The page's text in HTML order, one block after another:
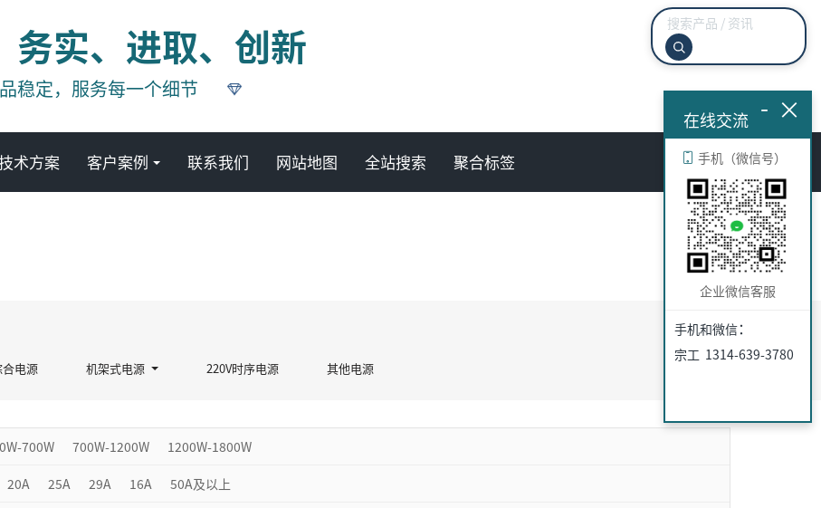
务实、进取、创新
稳定，服务每一个细节
术方案 客户案例 联系我们 网站地图 全站搜索 聚合标签
电源 机架式电源 220V时序电源 其他电源
700W 700W-1200W 1200W-1800W
20A 25A 29A 16A 50A及以上
×
-
在线交流
手机（微信号）
企业微信客服
手机和微信：
宗工 1314-639-3780